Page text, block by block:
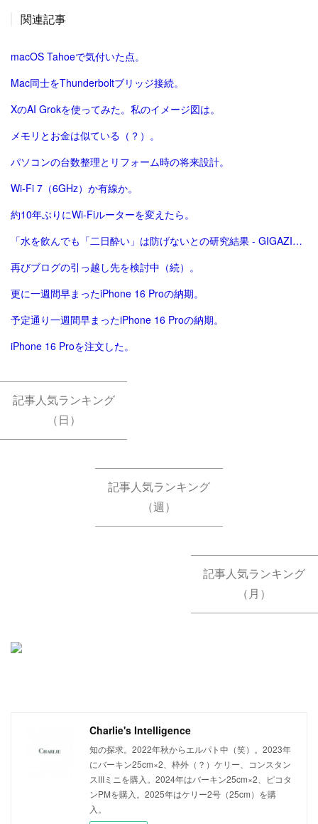
関連記事
macOS Tahoeで気付いた点。
Mac同士をThunderboltブリッジ接続。
XのAI Grokを使ってみた。私のイメージ図は。
メモリとお金は似ている（？）。
パソコンの台数整理とリフォーム時の将来設計。
Wi-Fi 7（6GHz）か有線か。
約10年ぶりにWi-Fiルーターを変えたら。
「水を飲んでも「二日酔い」は防げないとの研究結果 - GIGAZINE」
再びブログの引っ越し先を検討中（続）。
更に一週間早まったiPhone 16 Proの納期。
予定通り一週間早まったiPhone 16 Proの納期。
iPhone 16 Proを注文した。
記事人気ランキング
（日）
記事人気ランキング
（週）
記事人気ランキング
（月）
Charlie's Intelligence
知の探求。2022年秋からエルパト中（笑）。2023年
にバーキン25cm×2、枠外（？）ケリー、コンスタン
スIIIミニを購入。2024年はバーキン25cm×2、ピコタ
ンPMを購入。2025年はケリー2号（25cm）を購
入。